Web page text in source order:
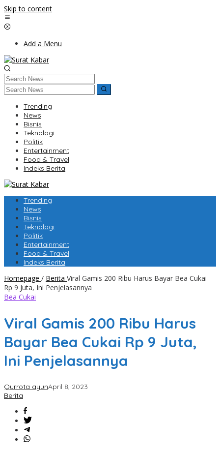
Skip to content
Add a Menu
Trending
News
Bisnis
Teknologi
Politik
Entertainment
Food & Travel
Indeks Berita
Trending
News
Bisnis
Teknologi
Politik
Entertainment
Food & Travel
Indeks Berita
Homepage / Berita Viral Gamis 200 Ribu Harus Bayar Bea Cukai
Rp 9 Juta, Ini Penjelasannya
Bea Cukai
Viral Gamis 200 Ribu Harus
Bayar Bea Cukai Rp 9 Juta,
Ini Penjelasannya
Qurrota ayunApril 8, 2023
Berita